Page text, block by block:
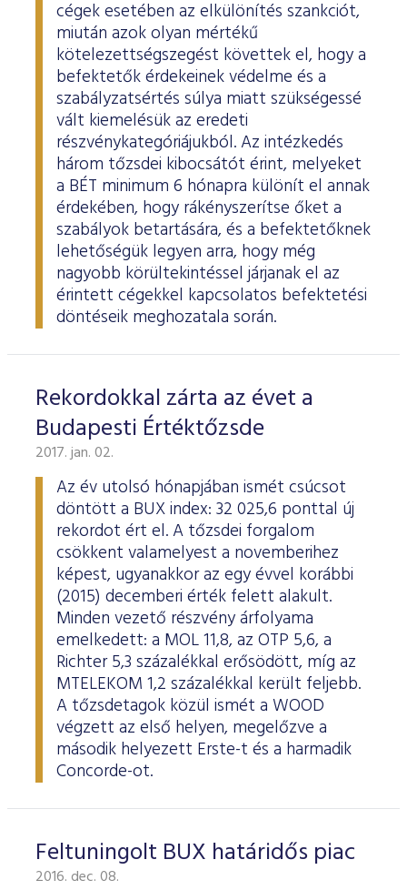
cégek esetében az elkülönítés szankciót,
miután azok olyan mértékű
kötelezettségszegést követtek el, hogy a
befektetők érdekeinek védelme és a
szabályzatsértés súlya miatt szükségessé
vált kiemelésük az eredeti
részvénykategóriájukból. Az intézkedés
három tőzsdei kibocsátót érint, melyeket
a BÉT minimum 6 hónapra különít el annak
érdekében, hogy rákényszerítse őket a
szabályok betartására, és a befektetőknek
lehetőségük legyen arra, hogy még
nagyobb körültekintéssel járjanak el az
érintett cégekkel kapcsolatos befektetési
döntéseik meghozatala során.
Rekordokkal zárta az évet a
Budapesti Értéktőzsde
2017. jan. 02.
Az év utolsó hónapjában ismét csúcsot
döntött a BUX index: 32 025,6 ponttal új
rekordot ért el. A tőzsdei forgalom
csökkent valamelyest a novemberihez
képest, ugyanakkor az egy évvel korábbi
(2015) decemberi érték felett alakult.
Minden vezető részvény árfolyama
emelkedett: a MOL 11,8, az OTP 5,6, a
Richter 5,3 százalékkal erősödött, míg az
MTELEKOM 1,2 százalékkal került feljebb.
A tőzsdetagok közül ismét a WOOD
végzett az első helyen, megelőzve a
második helyezett Erste-t és a harmadik
Concorde-ot.
Feltuningolt BUX határidős piac
2016. dec. 08.